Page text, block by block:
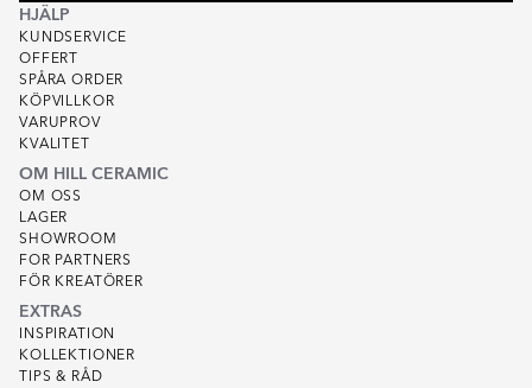
HJÄLP
KUNDSERVICE
OFFERT
SPÅRA ORDER
KÖPVILLKOR
VARUPROV
KVALITET
OM HILL CERAMIC
OM OSS
LAGER
SHOWROOM
FOR PARTNERS
FÖR KREATÖRER
EXTRAS
INSPIRATION
KOLLEKTIONER
TIPS & RÅD